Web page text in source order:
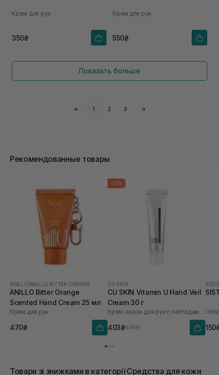
Крем для рук
350₴
Крем для рук
550₴
Показать больше
← 1 2 3 →
Рекомендованные товары
ANILLO ANILLO BITTER ORANGE
ANILLO Bitter Orange
Scented Hand Cream 25 мл
Крем для рук
470₴
-15%
CU SKIN
CU SKIN Vitamin U Hand Veil
Cream 30 г
Крем-вуаль для рук с пептидами и волюфилином
403₴474₴
Товари зі знижками в категорії Средства для кожи